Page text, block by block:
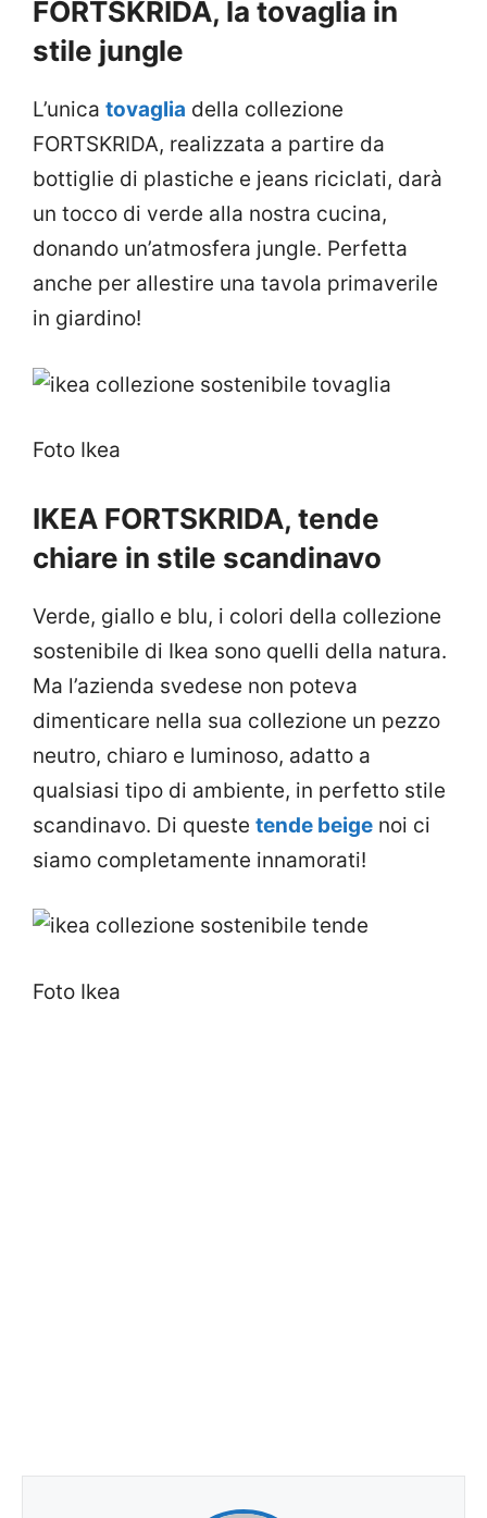
FORTSKRIDA, la tovaglia in
stile jungle
L’unica tovaglia della collezione
FORTSKRIDA, realizzata a partire da
bottiglie di plastiche e jeans riciclati, darà
un tocco di verde alla nostra cucina,
donando un’atmosfera jungle. Perfetta
anche per allestire una tavola primaverile
in giardino!
Foto Ikea
IKEA FORTSKRIDA, tende
chiare in stile scandinavo
Verde, giallo e blu, i colori della collezione
sostenibile di Ikea sono quelli della natura.
Ma l’azienda svedese non poteva
dimenticare nella sua collezione un pezzo
neutro, chiaro e luminoso, adatto a
qualsiasi tipo di ambiente, in perfetto stile
scandinavo. Di queste tende beige noi ci
siamo completamente innamorati!
Foto Ikea